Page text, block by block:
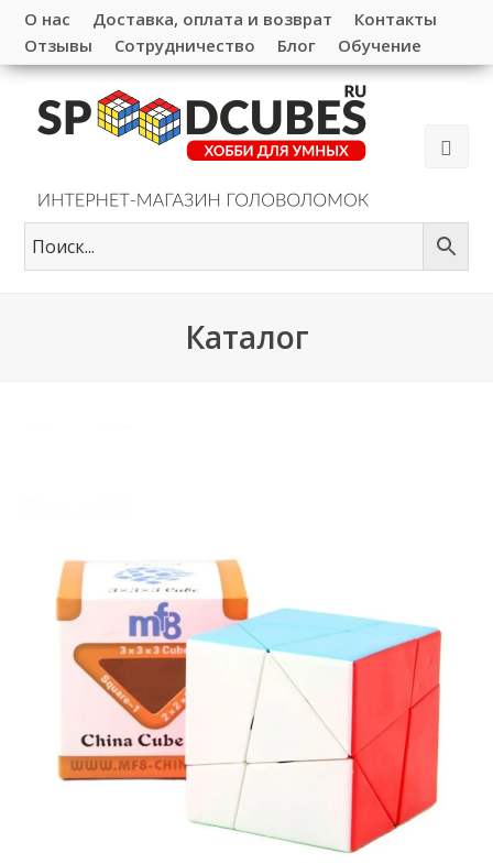
О нас Доставка, оплата и возврат
Контакты
Отзывы
Сотрудничество Блог Обучение
Каталог